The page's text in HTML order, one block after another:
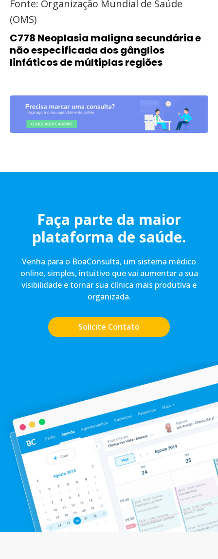
Fonte: Organização Mundial de Saúde
(OMS)
C778 Neoplasia maligna secundária e
não especificada dos gânglios
linfáticos de múltiplas regiões
Faça parte da maior
plataforma de saúde.
Venha para o BoaConsulta, um sistema médico
online, simples, intuitivo que vai aumentar a sua
visibilidade e tornar sua clínica mais produtiva e
organizada.
Solicite Contato